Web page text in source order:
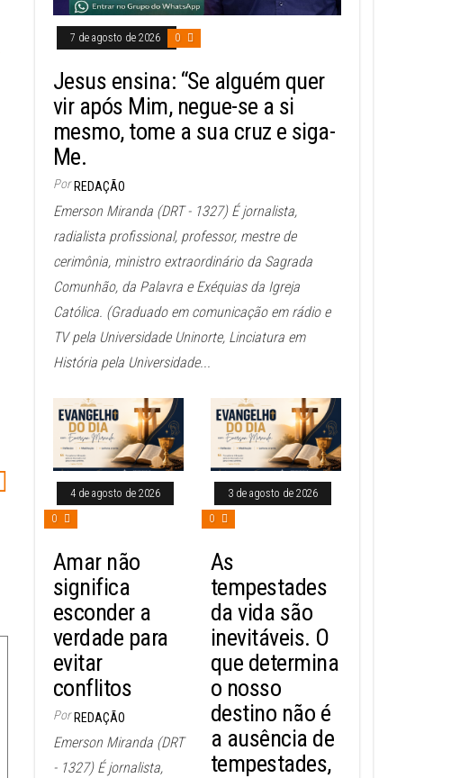
7 de agosto de 2026 0
Jesus ensina: “Se alguém quer
vir após Mim, negue-se a si
mesmo, tome a sua cruz e siga-
Me.
Por REDAÇÃO
Emerson Miranda (DRT - 1327) É jornalista,
radialista profissional, professor, mestre de
cerimônia, ministro extraordinário da Sagrada
Comunhão, da Palavra e Exéquias da Igreja
Católica. (Graduado em comunicação em rádio e
TV pela Universidade Uninorte, Linciatura em
História pela Universidade...
4 de agosto de 2026
0
Amar não
significa
esconder a
verdade para
evitar
conflitos
Por REDAÇÃO
Emerson Miranda (DRT
- 1327) É jornalista,
3 de agosto de 2026
0
As
tempestades
da vida são
inevitáveis. O
que determina
o nosso
destino não é
a ausência de
tempestades,